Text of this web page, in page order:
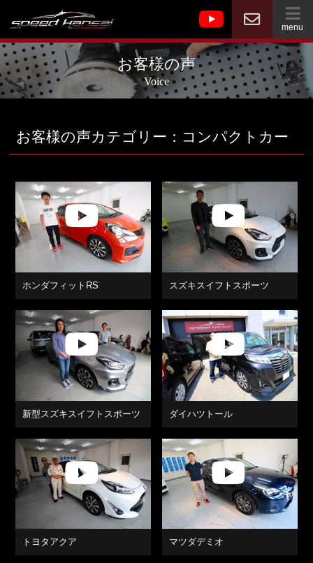
menu
お客様の声
Voice
お客様の声カテゴリー：コンパクトカー
ホンダフィットRS スズキスイフトスポーツ
新型スズキスイフトスポーツ ダイハツトール
トヨタアクア マツダデミオ